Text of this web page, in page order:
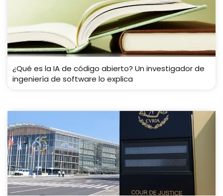
¿Qué es la IA de código abierto? Un investigador de
ingeniería de software lo explica